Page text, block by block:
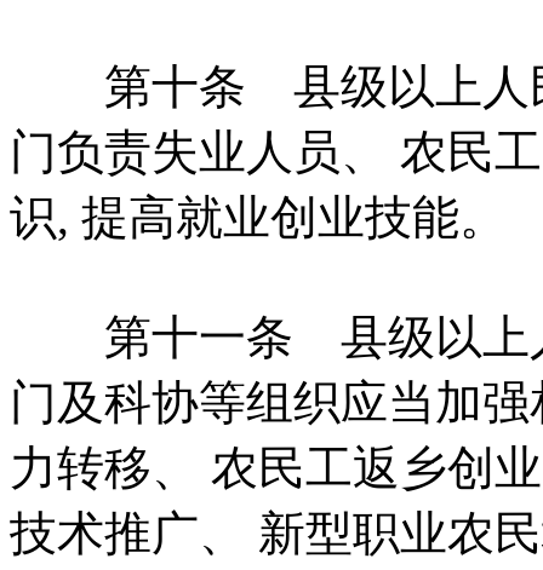
第十条 县级以上人民
门负责失业人员、 农民
识, 提高就业创业技能。
第十一条 县级以上人
门及科协等组织应当加
力转移、 农民工返乡创
技术推广、 新型职业农